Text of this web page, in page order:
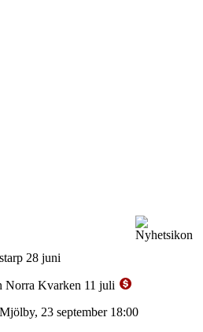
28 juni
Norra Kvarken 11 juli
23 september 18:00